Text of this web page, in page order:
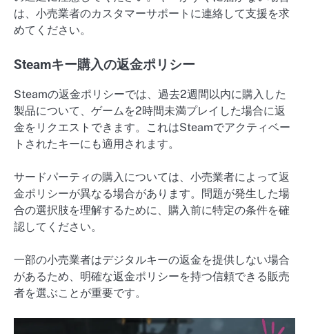
は、小売業者のカスタマーサポートに連絡して支援を求
めてください。
Steamキー購入の返金ポリシー
Steamの返金ポリシーでは、過去2週間以内に購入した
製品について、ゲームを2時間未満プレイした場合に返
金をリクエストできます。これはSteamでアクティベー
トされたキーにも適用されます。
サードパーティの購入については、小売業者によって返
金ポリシーが異なる場合があります。問題が発生した場
合の選択肢を理解するために、購入前に特定の条件を確
認してください。
一部の小売業者はデジタルキーの返金を提供しない場合
があるため、明確な返金ポリシーを持つ信頼できる販売
者を選ぶことが重要です。